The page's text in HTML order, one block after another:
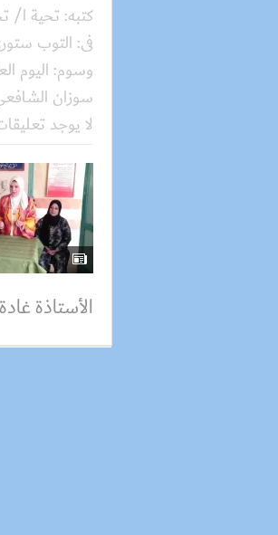
كتبه: تحية ا/
فى: التوب
وسوم: اليوم
سوزان
لا يوجد
الأستاذة